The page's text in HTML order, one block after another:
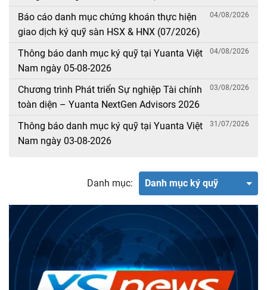
(08/08/2019 – 08/08/2026)
Báo cáo danh mục chứng khoán thực hiện
giao dịch ký quỹ sàn HSX & HNX (07/2026)
04/08/2026
Thông báo danh mục ký quỹ tại Yuanta Việt
Nam ngày 05-08-2026
04/08/2026
Chương trình Phát triển Sự nghiệp Tài chính
toàn diện – Yuanta NextGen Advisors 2026
03/08/2026
Thông báo danh mục ký quỹ tại Yuanta Việt
Nam ngày 03-08-2026
31/07/2026
Danh mục: Danh mục ký quỹ